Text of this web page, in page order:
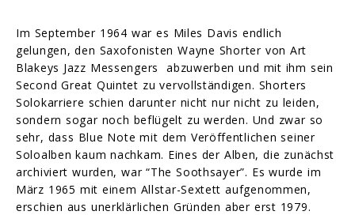
Im September 1964 war es Miles Davis endlich
gelungen, den Saxofonisten Wayne Shorter von Art
Blakeys Jazz Messengers abzuwerben und mit ihm sein
Second Great Quintet zu vervollständigen. Shorters
Solokarriere schien darunter nicht nur nicht zu leiden,
sondern sogar noch beflügelt zu werden. Und zwar so
sehr, dass Blue Note mit dem Veröffentlichen seiner
Soloalben kaum nachkam. Eines der Alben, die zunächst
archiviert wurden, war “The Soothsayer”. Es wurde im
März 1965 mit einem Allstar-Sextett aufgenommen,
erschien aus unerklärlichen Gründen aber erst 1979.